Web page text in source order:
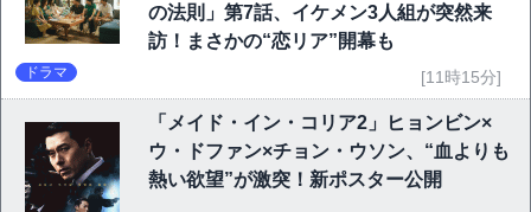
の法則」第7話、イケメン3人組が突然来
訪！まさかの“恋リア”開幕も
ドラマ [11時15分]
「メイド・イン・コリア2」ヒョンビン×
ウ・ドファン×チョン・ウソン、“血よりも
熱い欲望”が激突！新ポスター公開